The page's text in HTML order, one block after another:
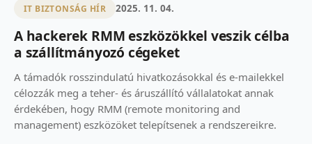
IT BIZTONSÁG HÍR 2025. 11. 04.
A hackerek RMM eszközökkel veszik célba
a szállítmányozó cégeket
A támadók rosszindulatú hivatkozásokkal és e-mailekkel
célozzák meg a teher- és áruszállító vállalatokat annak
érdekében, hogy RMM (remote monitoring and
management) eszközöket telepítsenek a rendszereikre.